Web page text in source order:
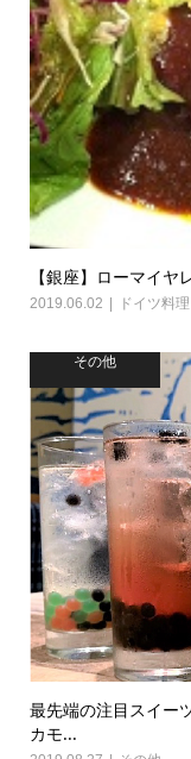
【銀座】ローマイヤ
2019.06.02 ドイツ料理
その他
最先端の注目スイー
カモ...